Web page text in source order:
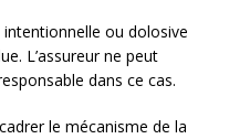
intentionnelle ou dolosive
L’assureur ne peut
dans ce cas.
le mécanisme de la